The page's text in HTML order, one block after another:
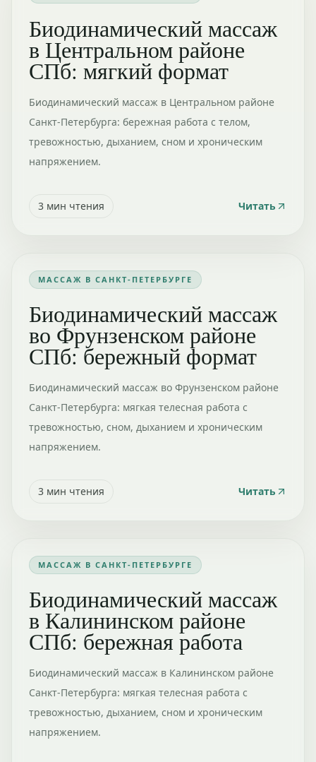
Биодинамический массаж
в Центральном районе
СПб: мягкий формат
Биодинамический массаж в Центральном районе
Санкт-Петербурга: бережная работа с телом,
тревожностью, дыханием, сном и хроническим
напряжением.
3 мин чтения Читать
МАССАЖ В САНКТ-ПЕТЕРБУРГЕ
Биодинамический массаж
во Фрунзенском районе
СПб: бережный формат
Биодинамический массаж во Фрунзенском районе
Санкт-Петербурга: мягкая телесная работа с
тревожностью, сном, дыханием и хроническим
напряжением.
3 мин чтения Читать
МАССАЖ В САНКТ-ПЕТЕРБУРГЕ
Биодинамический массаж
в Калининском районе
СПб: бережная работа
Биодинамический массаж в Калининском районе
Санкт-Петербурга: мягкая телесная работа с
тревожностью, дыханием, сном и хроническим
напряжением.